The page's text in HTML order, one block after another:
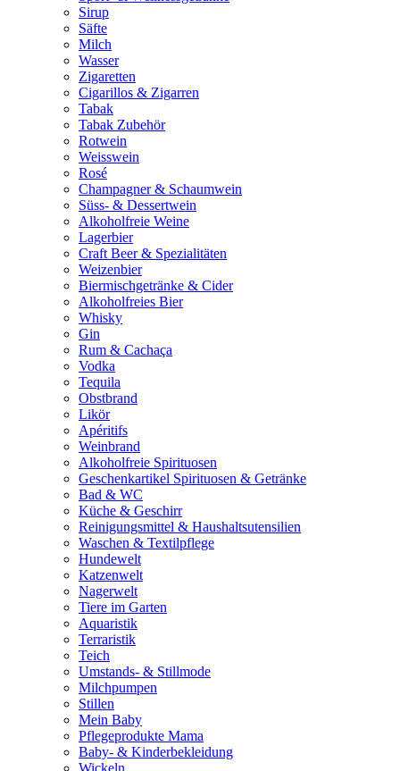
Sirup
Säfte
Milch
Wasser
Zigaretten
Cigarillos & Zigarren
Tabak
Tabak Zubehör
Rotwein
Weisswein
Rosé
Champagner & Schaumwein
Süss- & Dessertwein
Alkoholfreie Weine
Lagerbier
Craft Beer & Spezialitäten
Weizenbier
Biermischgetränke & Cider
Alkoholfreies Bier
Whisky
Gin
Rum & Cachaça
Vodka
Tequila
Obstbrand
Likör
Apéritifs
Weinbrand
Alkoholfreie Spirituosen
Geschenkartikel Spirituosen & Getränke
Bad & WC
Küche & Geschirr
Reinigungsmittel & Haushaltsutensilien
Waschen & Textilpflege
Hundewelt
Katzenwelt
Nagerwelt
Tiere im Garten
Aquaristik
Terraristik
Teich
Umstands- & Stillmode
Milchpumpen
Stillen
Mein Baby
Pflegeprodukte Mama
Baby- & Kinderbekleidung
Wickeln